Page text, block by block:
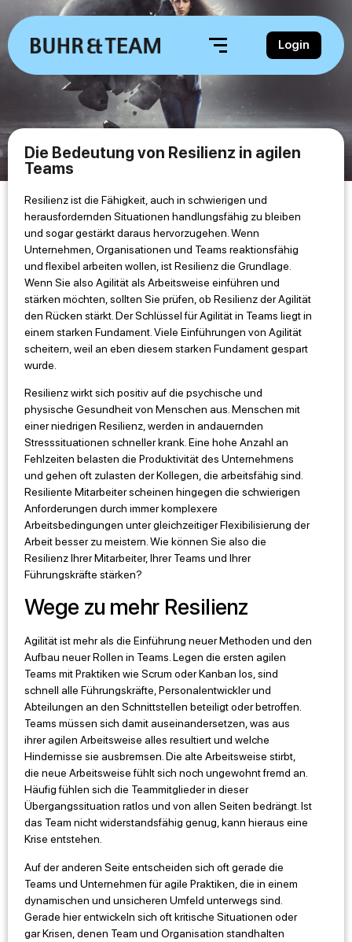
Login
Die Bedeutung von Resilienz in agilen
Teams
Resilienz ist die Fähigkeit, auch in schwierigen und
herausfordernden Situationen handlungsfähig zu bleiben
und sogar gestärkt daraus hervorzugehen. Wenn
Unternehmen, Organisationen und Teams reaktionsfähig
und flexibel arbeiten wollen, ist Resilienz die Grundlage.
Wenn Sie also Agilität als Arbeitsweise einführen und
stärken möchten, sollten Sie prüfen, ob Resilienz der Agilität
den Rücken stärkt. Der Schlüssel für Agilität in Teams liegt in
einem starken Fundament. Viele Einführungen von Agilität
scheitern, weil an eben diesem starken Fundament gespart
wurde.
Resilienz wirkt sich positiv auf die psychische und
physische Gesundheit von Menschen aus. Menschen mit
einer niedrigen Resilienz, werden in andauernden
Stresssituationen schneller krank. Eine hohe Anzahl an
Fehlzeiten belasten die Produktivität des Unternehmens
und gehen oft zulasten der Kollegen, die arbeitsfähig sind.
Resiliente Mitarbeiter scheinen hingegen die schwierigen
Anforderungen durch immer komplexere
Arbeitsbedingungen unter gleichzeitiger Flexibilisierung der
Arbeit besser zu meistern. Wie können Sie also die
Resilienz Ihrer Mitarbeiter, Ihrer Teams und Ihrer
Führungskräfte stärken?
Wege zu mehr Resilienz
Agilität ist mehr als die Einführung neuer Methoden und den
Aufbau neuer Rollen in Teams. Legen die ersten agilen
Teams mit Praktiken wie Scrum oder Kanban los, sind
schnell alle Führungskräfte, Personalentwickler und
Abteilungen an den Schnittstellen beteiligt oder betroffen.
Teams müssen sich damit auseinandersetzen, was aus
ihrer agilen Arbeitsweise alles resultiert und welche
Hindernisse sie ausbremsen. Die alte Arbeitsweise stirbt,
die neue Arbeitsweise fühlt sich noch ungewohnt fremd an.
Häufig fühlen sich die Teammitglieder in dieser
Übergangssituation ratlos und von allen Seiten bedrängt. Ist
das Team nicht widerstandsfähig genug, kann hieraus eine
Krise entstehen.
Auf der anderen Seite entscheiden sich oft gerade die
Teams und Unternehmen für agile Praktiken, die in einem
dynamischen und unsicheren Umfeld unterwegs sind.
Gerade hier entwickeln sich oft kritische Situationen oder
gar Krisen, denen Team und Organisation standhalten